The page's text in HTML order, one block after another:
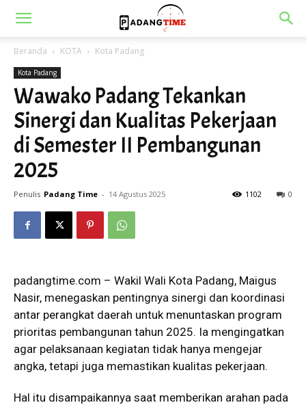
Beranda KOTA Kota Padang
Kota Padang
Wawako Padang Tekankan
Sinergi dan Kualitas Pekerjaan
di Semester II Pembangunan
2025
Penulis Padang Time - 14 Agustus 2025 0
1102
padangtime.com – Wakil Wali Kota Padang, Maigus
Nasir, menegaskan pentingnya sinergi dan koordinasi
antar perangkat daerah untuk menuntaskan program
prioritas pembangunan tahun 2025. Ia mengingatkan
agar pelaksanaan kegiatan tidak hanya mengejar
angka, tetapi juga memastikan kualitas pekerjaan.
Hal itu disampaikannya saat memberikan arahan pada